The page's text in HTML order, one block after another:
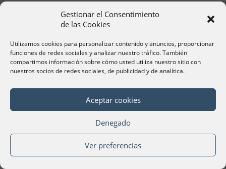
Gestionar el Consentimiento
de las Cookies
Utilizamos cookies para personalizar contenido y anuncios, proporcionar
funciones de redes sociales y analizar nuestro tráfico. También
compartimos información sobre cómo usted utiliza nuestro sitio con
nuestros socios de redes sociales, de publicidad y de analítica.
Aceptar cookies
Denegado
Ver preferencias
acervera@camaravalencia.com
961 366 212
Síguenos
©Cámara Oficial de Comercio, Industria, Servicios y
Navegación de València 2020